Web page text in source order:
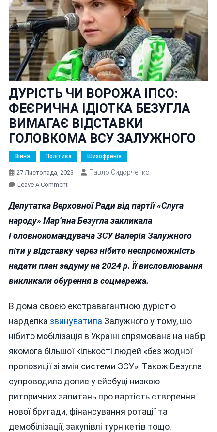
ДУРІСТЬ ЧИ ВОРОЖА ІПСО:
ФЕЄРИЧНА ІДІОТКА БЕЗУГЛА
ВИМАГАЄ ВІДСТАВКИ
ГОЛОВКОМА ВСУ ЗАЛУЖНОГО
Війна Політика Шизофренія
27 Листопада, 2023 Павло Сидорченко
Leave A CommentOn
ЧИ
ВОРОЖА
ФЕЄРИЧНА
ІДІОТКА
ВІДСТАВКИ
ВСУ
ЗАЛУЖНОГО
Депутатка Верховної Ради від партії «Слуга
народу» Мар’яна Безугла закликала
Головнокомандувача ЗСУ Валерія Залужного
піти у відставку через нібито неспроможність
надати план задуму на 2024 р. Її висловлювання
викликали обурення в соцмережа.
Відома своєю екстравагантною дурістю
нардепка звинуватила Залужного у тому, що
нібито мобілізація в Україні спрямована на набір
якомога більшої кількості людей «без жодної
пропозиції зі змін системи ЗСУ». Також Безугла
супроводила допис у ейсбуці низкою
риторичних запитань про вартість створення
нової бригади, фінансування ротації та
демобілізації, закупівлі турнікетів тощо.